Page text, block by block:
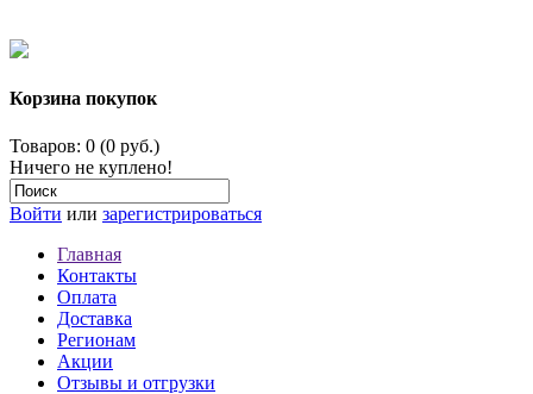
Корзина покупок
Товаров: 0 (0 руб.)
Ничего не куплено!
Войти или зарегистрироваться
Главная
Контакты
Оплата
Доставка
Регионам
Акции
Отзывы и отгрузки